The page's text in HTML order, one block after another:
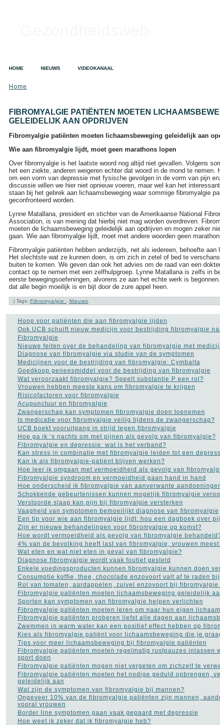
HOME NIEUWS VIDEOKANAAL
SEARCH
DieetGezondheid
A tot Z Griep Hart- en
vaatziekten Kanker
Opvoeding en zwangerschap
Sex
Voedingssupplementen
more tags
ADHD(37)
Afasie(4)
Alcohol(86)
Allergie(44)
Alzheimer(110)
Andere vormen van
kanker(36)
Angstaanvallen(40)
Asperger(17)
Autisme(47)
Bedwateren(8)
Beroerte(27)
Bloed in de stoelgang(3)
Borderline(31)
Borstkanker(69)
Botox(5)
Cholesterol(22)
Chronisch
vermoeidheidssyndroom
CVS(10)
Constipatie(30)
Darmkanker (35)
Depressie(101)
Diabetes(51)
Dieet(302)
Drugs(82)
Dyslexie(20)
Epilepsie(33)
Fibromyalgie (73)
Gezond leven(14)
Gezonde voeding(21)
Gezondheid A tot Z(204)
Gilles de la Tourette(2)
Glaucoom(11)
Griep(115)
Haaruitval (29)
Hart- en vaatziekten(116)
Hernia(12)
Herpes(2)
Histoplasmose(1)
HIV AIDS(16)
Hooikoorts(2)
HSP(1)
Hyperhidrosis - zweten
(18)
Hyperventilatie(15)
Jicht
Jogging (41)
Kanker
kataract(5)
Kinderziekten
Koorts(12)
Leukemie(9)
LMD Leeftijdsgebonden
maculadegeneratie(2)
Longkanker(27)
Longontsteking
Lyme(8)
Manisch-depressiviteit(11)
Home
FIBROMYALGIE PATIËNTEN MOETEN
GELEIDELIJK AAN OPDRIJVEN
Fibromyalgie patiënten moeten lichaamsbeweging geleidelijk aan
Wie aan fibromyalgie lijdt, moet geen marathons lopen
Over fibromyalgie is het laatste woord nog altijd niet gevallen. Volgens
het een ziekte, anderen weigeren echter dat woord in de mond te nemen.
om een vorm van depressie met fysische gevolgen in de vorm van pijn
discussie willen we hier niet opnieuw voeren, maar wel kan het
staan bij het gebrek aan lichaamsbeweging waar sommige fibromyalgie
geconfronteerd worden.
Lynne Matallana, president en stichter van de Amerikaanse National
Association, is van mening dat hierbij niet mag worden overdreven.
moeten de lichaamsbeweging geleidelijk aan opdrijven en mogen zeker
gaan. Wie aan fibromyalgie lijdt, moet met andere woorden geen
Fibromyalgie patiënten hebben anderzijds, net als iedereen, behoefte aan
Het slechtste wat ze kunnen doen, is om zich in zetel of bed te
buiten te komen. We geven dan ook het advies om de raad van een
contact op te nemen met een zelfhulpgroep. Lynne Matallana is zelfs in
eerste bewegingsoefeningen, alvorens ze aan het echte werk is
dat alle begin moeilijk is en bijt door de zure appel heen.
| Tags: Fibromyalgie , Nieuws
Hoop voor patiënten die aan fibromyalgie lijden
Ook UCB schuift nieuw medicijn voor bestrijding fibromyalgie
Fibromyalgie
Nieuwe feiten over de behandeling van fibromyalgie met
Diagnose van fibromyalgie via studie van de symptomen
Medicijnen voor de bestrijding van fibromyalgie: Cymbalta
Goedkoop geneesmiddel voor de bestrijding van fibromyalgie
Wat veroorzaakt fibromyalgie? Speelt substantie P een rol?
Vrouwen hebben meeste kans om fibromyalgie te krijgen
Risicofactoren voor fibromyalgie
Acupunctuur en fibromyalgie
Zwangerschap kan symptomen fibromyalgie doen toenemen
Is medicatie voor fibromyalgie veilig tijdens de zwangerschap?
UCB boekt vooruitgang in strijd tegen fibromyalgie
Hoe ga ik ‘s nachts om met pijnen als gevolg van fibromyalgie?
Fibromyalgie en depressie: wat is het verband?
Kan stress in combinatie met fibromyalgie leiden tot een
Kan ik als fibromyalgie-patiënt blijven werken?
Hoe leer ik omgaan met vermoeidheid als gevolg van
Fibromyalgie syndroom en vermoeidheid gaan hand in hand
Hoe onderscheid ik fibromyalgie van aanverwante
Schokkende gebeurtenissen kunnen mogelijk fibromyalgie
Verstoorde slaap kan pijn bij fibromyalgie versterken
Vaagheid van symptomen bemoeilijkt diagnose van fibromyalgie
Een tip voor wie aan fibromyalgie lijdt: hou een dagboek over
Zijn er nieuwe behandelingen voor fibromyalgie op komst?
Hoe wordt vermoeidheid als gevolg van fibromyalgie
4% van de bevolking heeft last van fibromyalgie, vrouwen
Wat eten en wat niet eten in geval van fibromyalgie?
Diagnose fibromyalgie wordt vaak foutief gesteld
Enkele voedingsproducten kunnen fibromyalgie kunnen doen
Consumptie koffie, thee, chocolade enzovoort valt af te raden
Rol van tomaten, aardappelen, zuivel enzovoort bij
Fibromyalgie patiënten moeten lichaamsbeweging geleidelijk
Sporten kan symptomen van fibromyalgie helpen verlichten
Fibromyalgie patiënten moeten leren om naar hun eigen
Fibromyalgie patiënten proberen liefst alle dagen aan
Zwemmen in warm water kan een positief effect hebben op
Kies als fibromyalgie patiënt voor lichaamsbeweging die je
Tips voor meer lichaamsbeweging bij fibromyalgie patiënten
Fibromyalgie patiënten moeten regelmatig rustpauzes inlassen
sport doen
Fibromyalgie patiënten mogen niet vergeten om zichzelf te
Fibromyalgie patiënten moeten het nodige geduld opbrengen,
geleidelijk aan
Wat zijn de symptomen van fibromyalgie bij mannen?
Ongeveer 10% van de fibromyalgie patiënten zijn mannen,
vooral vrouwen
Border line symptomen gaan vaak gepaard met depressie
Hoe weet ik zeker dat ik fibromyalgie heb?